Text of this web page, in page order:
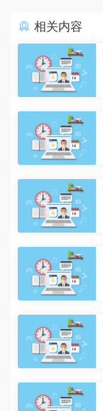
相关内容